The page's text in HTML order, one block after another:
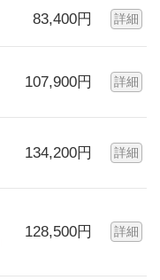
83,400円 詳細
107,900円 詳細
134,200円 詳細
128,500円 詳細